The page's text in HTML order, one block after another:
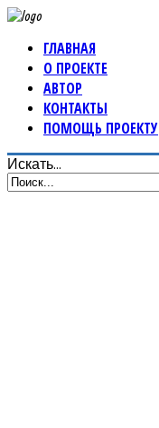
ГЛАВНАЯ
О ПРОЕКТЕ
АВТОР
КОНТАКТЫ
ПОМОЩЬ ПРОЕКТУ
Искать...